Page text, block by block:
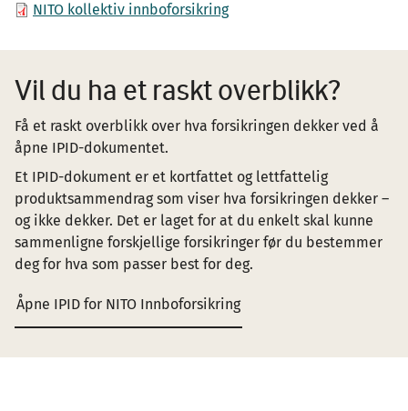
NITO kollektiv innboforsikring
Vil du ha et raskt overblikk?
Få et raskt overblikk over hva forsikringen dekker ved å
åpne IPID-dokumentet.
Et IPID-dokument er et kortfattet og lettfattelig
produktsammendrag som viser hva forsikringen dekker –
og ikke dekker. Det er laget for at du enkelt skal kunne
sammenligne forskjellige forsikringer før du bestemmer
deg for hva som passer best for deg.
Åpne IPID for NITO Innboforsikring